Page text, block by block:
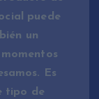
puede
un
Es
tipo de